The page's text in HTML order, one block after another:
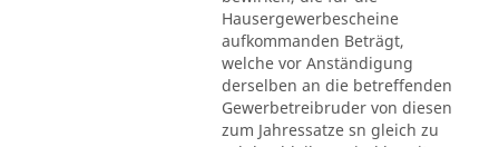
Hausergewerbescheine
aufkommanden Beträgt,
welche vor Anständigung
derselben an die betreffenden
Gewerbetreibruder von diesen
zum Jahressatze sn gleich zu